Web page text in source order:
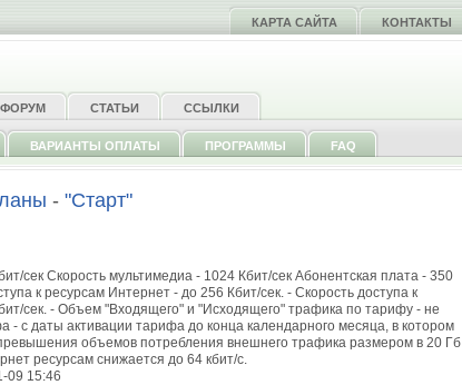
КАРТА САЙТА КОНТАКТЫ
ФОРУМ СТАТЬИ ССЫЛКИ
ВАРИАНТЫ ОПЛАТЫ ПРОГРАММЫ FAQ
- "Старт"
сек Скорость мультимедиа - 1024 Кбит/сек Абонентская плата - 350
к ресурсам Интернет - до 256 Кбит/сек. - Скорость доступа к
сек. - Объем "Входящего" и "Исходящего" трафика по тарифу - не
- с даты активации тарифа до конца календарного месяца, в котором
объемов потребления внешнего трафика размером в 20 Гб
ресурсам снижается до 64 кбит/с.
09 15:46